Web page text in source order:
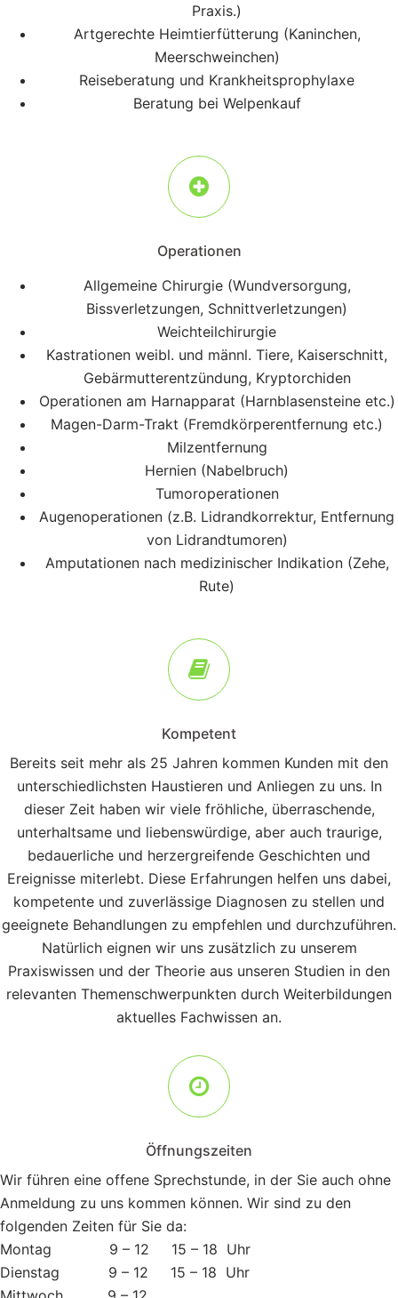
Praxis.)
Artgerechte Heimtierfütterung (Kaninchen,
Meerschweinchen)
Reiseberatung und Krankheitsprophylaxe
Beratung bei Welpenkauf
Operationen
Allgemeine Chirurgie (Wundversorgung,
Bissverletzungen, Schnittverletzungen)
Weichteilchirurgie
Kastrationen weibl. und männl. Tiere, Kaiserschnitt,
Gebärmutterentzündung, Kryptorchiden
Operationen am Harnapparat (Harnblasensteine etc.)
Magen-Darm-Trakt (Fremdkörperentfernung etc.)
Milzentfernung
Hernien (Nabelbruch)
Tumoroperationen
Augenoperationen (z.B. Lidrandkorrektur, Entfernung
von Lidrandtumoren)
Amputationen nach medizinischer Indikation (Zehe,
Rute)
Kompetent
Bereits seit mehr als 25 Jahren kommen Kunden mit den
unterschiedlichsten Haustieren und Anliegen zu uns. In
dieser Zeit haben wir viele fröhliche, überraschende,
unterhaltsame und liebenswürdige, aber auch traurige,
bedauerliche und herzergreifende Geschichten und
Ereignisse miterlebt. Diese Erfahrungen helfen uns dabei,
kompetente und zuverlässige Diagnosen zu stellen und
geeignete Behandlungen zu empfehlen und durchzuführen.
Natürlich eignen wir uns zusätzlich zu unserem
Praxiswissen und der Theorie aus unseren Studien in den
relevanten Themenschwerpunkten durch Weiterbildungen
aktuelles Fachwissen an.
Öffnungszeiten
Wir führen eine offene Sprechstunde, in der Sie auch ohne
Anmeldung zu uns kommen können. Wir sind zu den
folgenden Zeiten für Sie da:
Montag 9 – 12 15 – 18 Uhr
Dienstag 9 – 12 15 – 18 Uhr